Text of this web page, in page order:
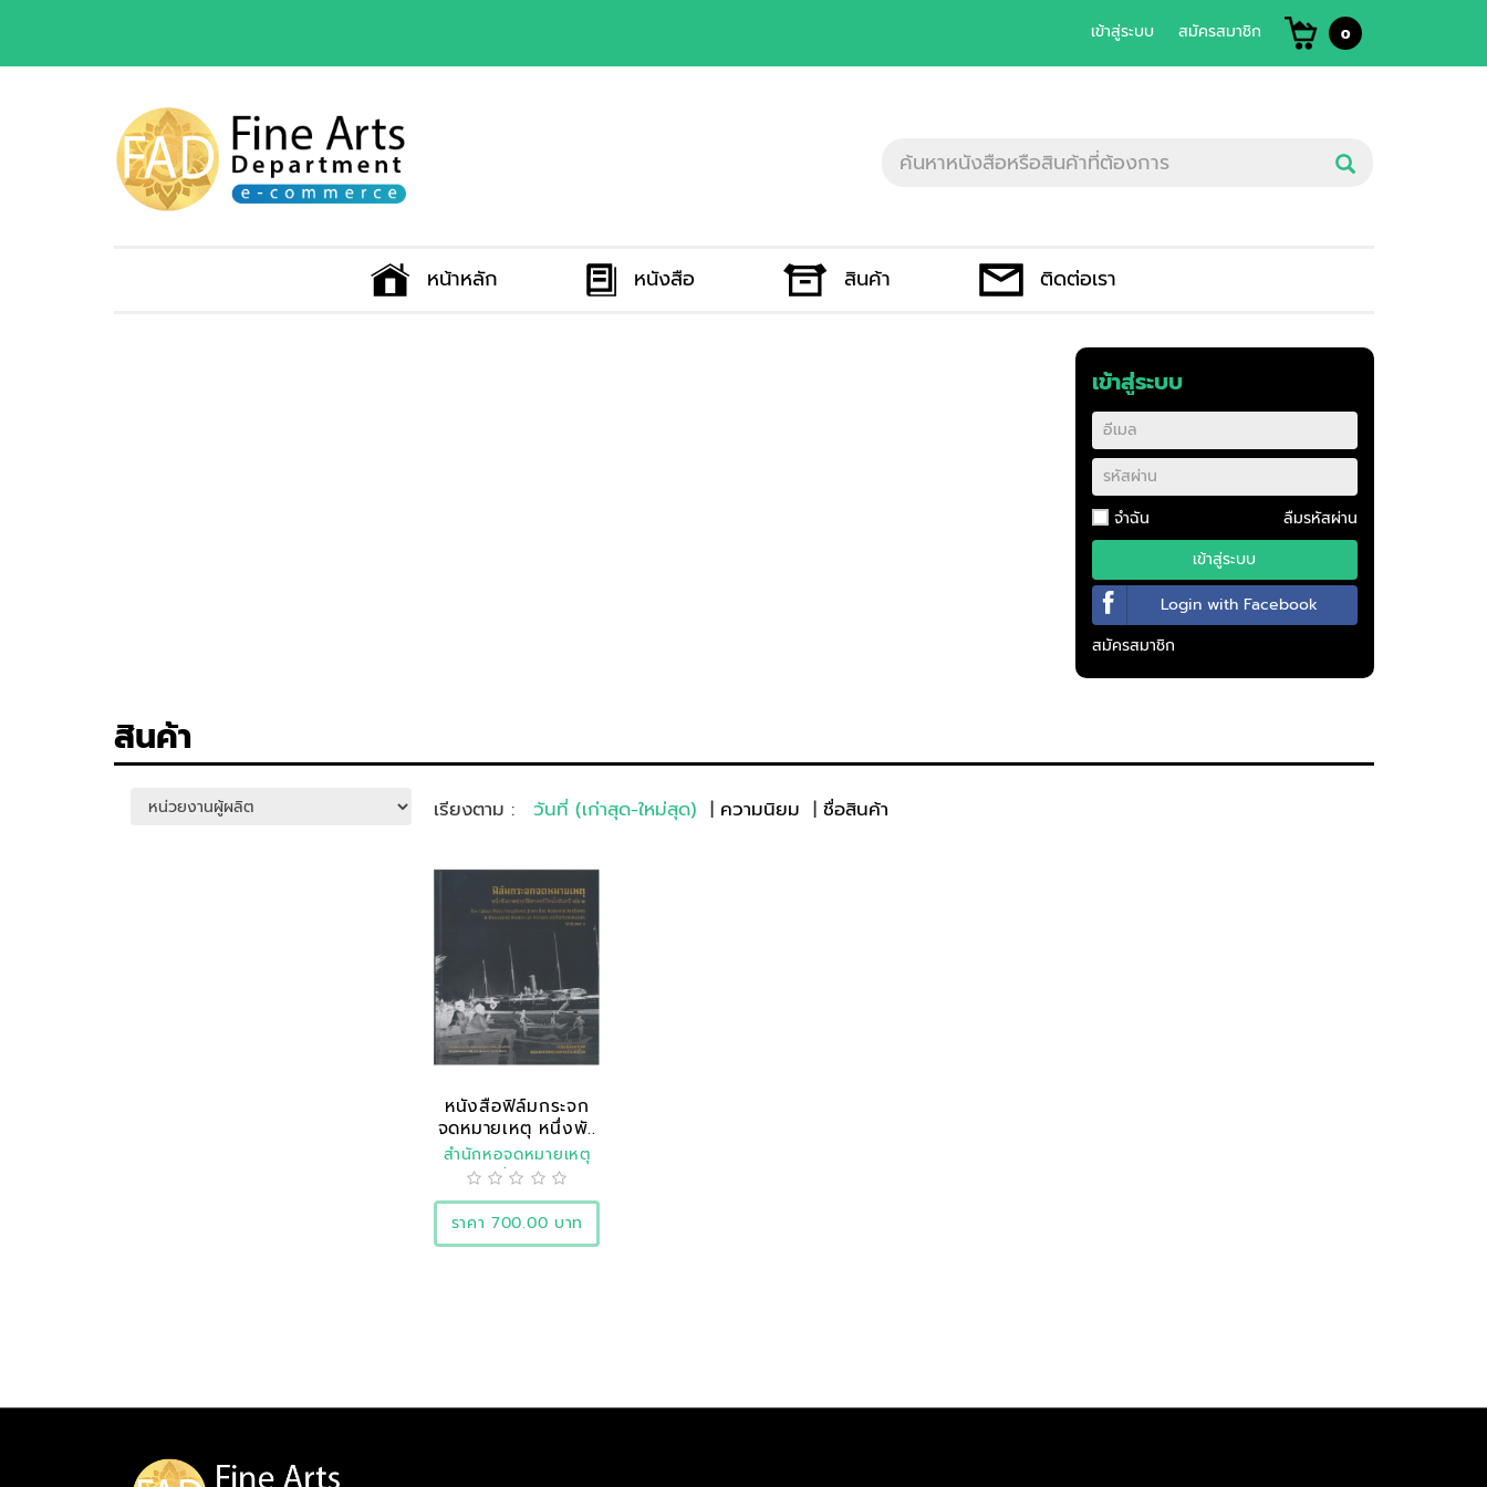
เข้าสู่ระบบ สมัครสมาชิก 0
หน้าหลัก หนังสือ สินค้า ติดต่อเรา
เข้าสู่ระบบ
จำฉัน
ลืมรหัสผ่าน
เข้าสู่ระบบ
Login with Facebook
สมัครสมาชิก
สินค้า
เรียงตาม : วันที่ (เก่าสุด-ใหม่สุด) ความนิยม ชื่อสินค้า
หนังสือฟิล์มกระจก
จดหมายเหตุ หนึ่งพั..
สำนักหอจดหมายเหตุ
แห่งชาติ
ราคา 700.00 บาท